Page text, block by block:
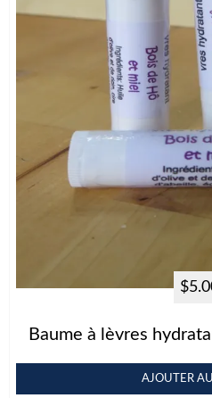
$
Baume à lèvres
AJOUTER